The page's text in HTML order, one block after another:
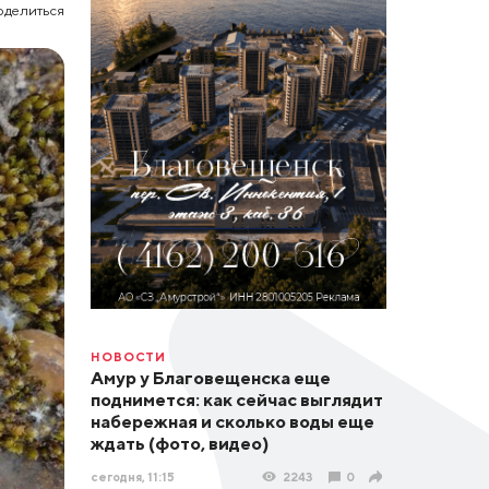
НОВОСТИ
Амур у Благовещенска еще
поднимется: как сейчас выглядит
набережная и сколько воды еще
ждать (фото, видео)
сегодня, 11:15 2243 0